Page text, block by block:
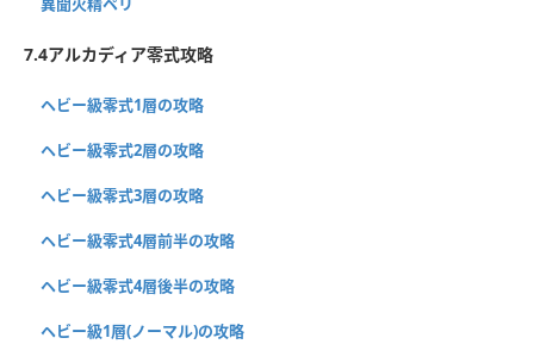
7.4アルカディア零式攻略
ヘビー級零式1層の攻略
ヘビー級零式2層の攻略
ヘビー級零式3層の攻略
ヘビー級零式4層前半の攻略
ヘビー級零式4層後半の攻略
ヘビー級1層(ノーマル)の攻略